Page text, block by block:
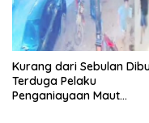
Kurang dari Sebulan
Terduga Pelaku
Penganiayaan Maut